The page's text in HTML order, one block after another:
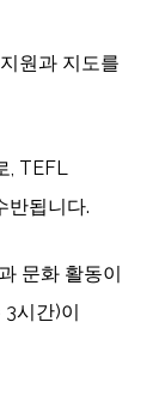
원과 지도를
, TEFL
반됩니다.
문화 활동이
시간)이